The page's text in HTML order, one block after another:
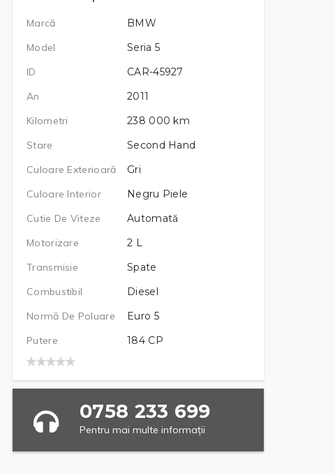
Marcă
BMW
Model
Seria 5
ID
CAR-45927
An
2011
Kilometri
238 000 km
Stare
Second Hand
Culoare Exterioară
Gri
Culoare Interior
Negru Piele
Cutie De Viteze
Automată
Motorizare
2 L
Transmisie
Spate
Combustibil
Diesel
Normă De Poluare
Euro 5
Putere
184CP
0758 233 699
Pentru mai multe informații